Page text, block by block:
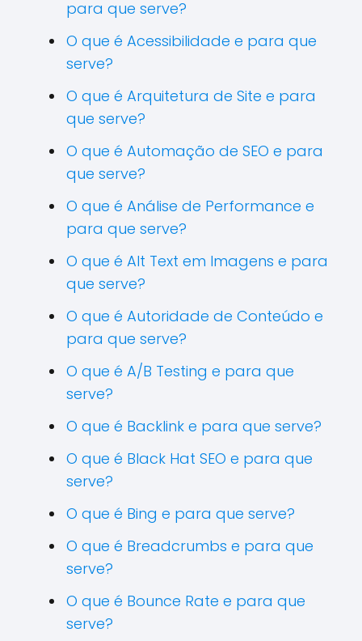
para que serve?
O que é Acessibilidade e para que
serve?
O que é Arquitetura de Site e para
que serve?
O que é Automação de SEO e para
que serve?
O que é Análise de Performance e
para que serve?
O que é Alt Text em Imagens e para
que serve?
O que é Autoridade de Conteúdo e
para que serve?
O que é A/B Testing e para que
serve?
O que é Backlink e para que serve?
O que é Black Hat SEO e para que
serve?
O que é Bing e para que serve?
O que é Breadcrumbs e para que
serve?
O que é Bounce Rate e para que
serve?